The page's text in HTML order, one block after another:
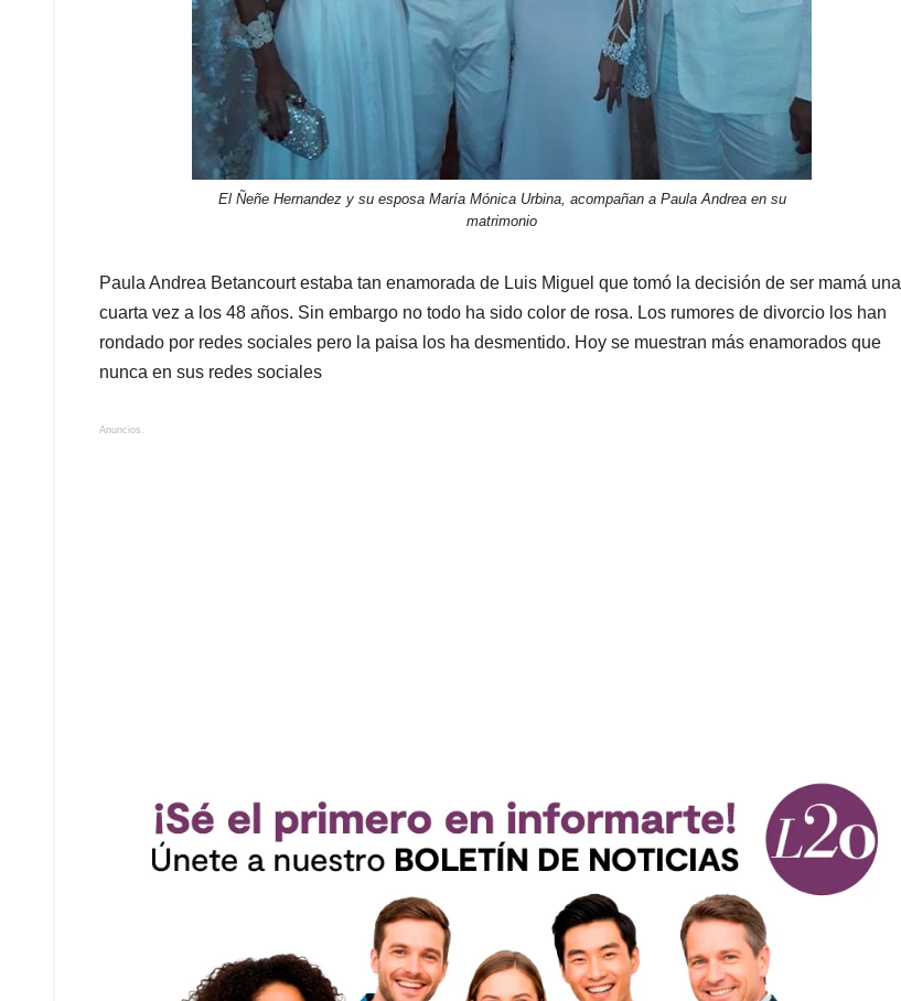
El Ñeñe Hernandez y su esposa María Mónica Urbina, acompañan a Paula Andrea en su
matrimonio
Paula Andrea Betancourt estaba tan enamorada de Luis Miguel que tomó la decisión de ser mamá una
cuarta vez a los 48 años. Sin embargo no todo ha sido color de rosa. Los rumores de divorcio los han
rondado por redes sociales pero la paisa los ha desmentido. Hoy se muestran más enamorados que
nunca en sus redes sociales
Anuncios.